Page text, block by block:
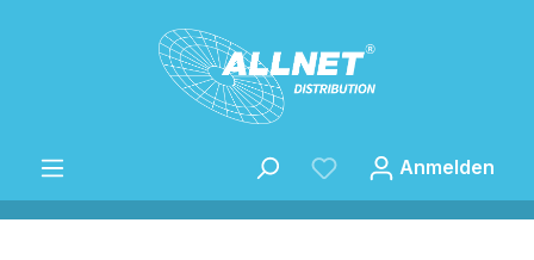
Zum Hauptinhalt springen
Anmelden